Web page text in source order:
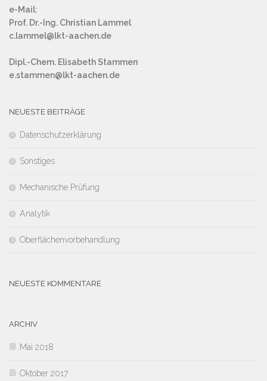
e-Mail:
Prof. Dr.-Ing. Christian Lammel
c.lammel@lkt-aachen.de
Dipl.-Chem. Elisabeth Stammen
e.stammen@lkt-aachen.de
NEUESTE BEITRÄGE
Datenschutzerklärung
Sonstiges
Mechanische Prüfung
Analytik
Oberflächenvorbehandlung
NEUESTE KOMMENTARE
ARCHIV
Mai 2018
Oktober 2017